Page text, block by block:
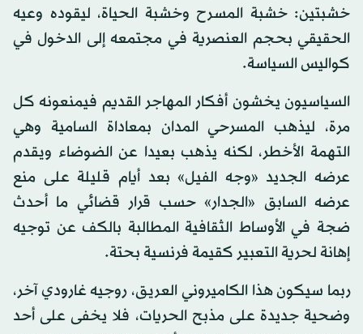
خشبتين: خشبة المسرح وخشبة الحياة، ليقوده وعيه
الحقيقي بحجم العنصرية في مجتمعه إلى الدخول في
كواليس السياسة.
السياسيون يخشون أفكار المهاجر القديم فيمنعونه كل
مرة، ليذهب المسرحي المدان بمعاداة السامية وهي
التهمة الأخطر، لكنه يذهب بعيدا عن الضوضاء ويقدم
عرضه الجديد «وجه الفيل» بعد أيام قليلة على منع
عرضه السابق «الجدار» حسب قرار قضائي ما أحدث
ضجة في الأوساط الثقافية المطالبة بالكف عن توجيه
إهانة لحرية التعبير كقيمة فرنسية بحتة.
ربما سيكون هذا الكاميروني العريق، روجيه غارودي آخر،
وضحية جديدة على مذبح الحريات، فلا يخفى على أحد